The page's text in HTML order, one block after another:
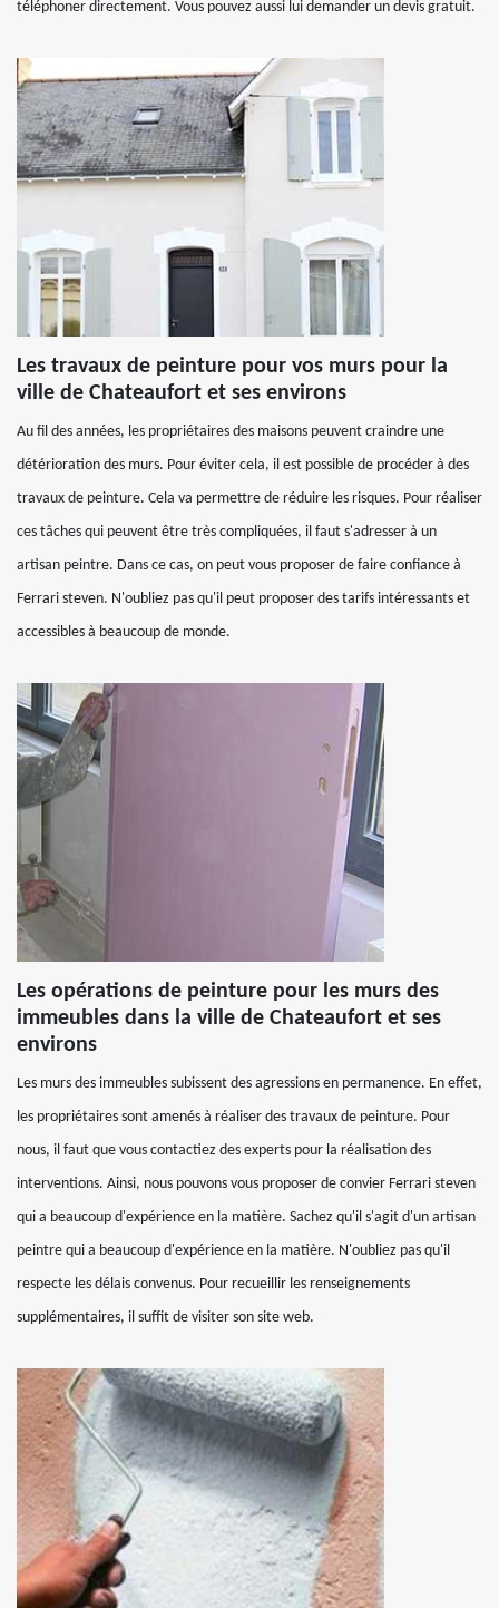
téléphoner directement. Vous pouvez aussi lui demander un devis gratuit.
Les travaux de peinture pour vos murs pour la
ville de Chateaufort et ses environs
Au fil des années, les propriétaires des maisons peuvent craindre une
détérioration des murs. Pour éviter cela, il est possible de procéder à des
travaux de peinture. Cela va permettre de réduire les risques. Pour réaliser
ces tâches qui peuvent être très compliquées, il faut s'adresser à un
artisan peintre. Dans ce cas, on peut vous proposer de faire confiance à
Ferrari steven. N'oubliez pas qu'il peut proposer des tarifs intéressants et
accessibles à beaucoup de monde.
Les opérations de peinture pour les murs des
immeubles dans la ville de Chateaufort et ses
environs
Les murs des immeubles subissent des agressions en permanence. En effet,
les propriétaires sont amenés à réaliser des travaux de peinture. Pour
nous, il faut que vous contactiez des experts pour la réalisation des
interventions. Ainsi, nous pouvons vous proposer de convier Ferrari steven
qui a beaucoup d'expérience en la matière. Sachez qu'il s'agit d'un artisan
peintre qui a beaucoup d'expérience en la matière. N'oubliez pas qu'il
respecte les délais convenus. Pour recueillir les renseignements
supplémentaires, il suffit de visiter son site web.